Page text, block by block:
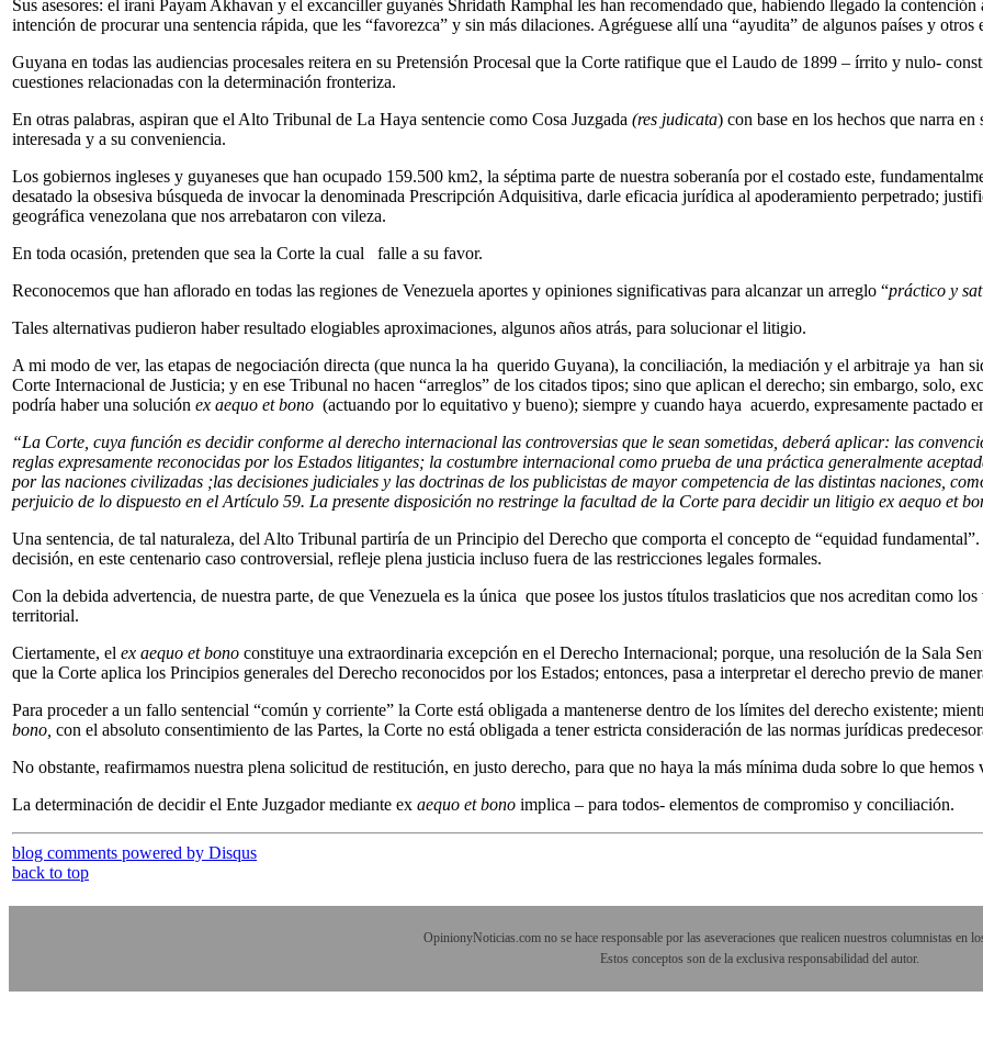
Sus asesores: el iraní Payam Akhavan y el excanciller guyanés Shridath Ramphal les han recomendado que, habiendo llegado la contención
intención de procurar una sentencia rápida, que les “favorezca” y sin más dilaciones. Agréguese allí una “ayudita” de algunos países y
Guyana en todas las audiencias procesales reitera en su Pretensión Procesal que la Corte ratifique que el Laudo de 1899 – írrito y nulo-
cuestiones relacionadas con la determinación fronteriza.
En otras palabras, aspiran que el Alto Tribunal de La Haya sentencie como Cosa Juzgada (res judicata) con base en los hechos que narra
interesada y a su conveniencia.
Los gobiernos ingleses y guyaneses que han ocupado 159.500 km2, la séptima parte de nuestra soberanía por el costado este,
desatado la obsesiva búsqueda de invocar la denominada Prescripción Adquisitiva, darle eficacia jurídica al apoderamiento perpetrado;
geográfica venezolana que nos arrebataron con vileza.
En toda ocasión, pretenden que sea la Corte la cual falle a su favor.
Reconocemos que han aflorado en todas las regiones de Venezuela aportes y opiniones significativas para alcanzar un arreglo “práctico y
Tales alternativas pudieron haber resultado elogiables aproximaciones, algunos años atrás, para solucionar el litigio.
A mi modo de ver, las etapas de negociación directa (que nunca la ha querido Guyana), la conciliación, la mediación y el arbitraje ya han
Corte Internacional de Justicia; y en ese Tribunal no hacen “arreglos” de los citados tipos; sino que aplican el derecho; sin embargo, solo,
podría haber una solución ex aequo et bono (actuando por lo equitativo y bueno); siempre y cuando haya acuerdo, expresamente pactado
“La Corte, cuya función es decidir conforme al derecho internacional las controversias que le sean sometidas, deberá aplicar: las
reglas expresamente reconocidas por los Estados litigantes; la costumbre internacional como prueba de una práctica generalmente
por las naciones civilizadas ;las decisiones judiciales y las doctrinas de los publicistas de mayor competencia de las distintas naciones,
perjuicio de lo dispuesto en el Artículo 59. La presente disposición no restringe la facultad de la Corte para decidir un litigio ex aequo et
Una sentencia, de tal naturaleza, del Alto Tribunal partiría de un Principio del Derecho que comporta el concepto de “equidad
decisión, en este centenario caso controversial, refleje plena justicia incluso fuera de las restricciones legales formales.
Con la debida advertencia, de nuestra parte, de que Venezuela es la única que posee los justos títulos traslaticios que nos acreditan como
territorial.
Ciertamente, el ex aequo et bono constituye una extraordinaria excepción en el Derecho Internacional; porque, una resolución de la Sala
que la Corte aplica los Principios generales del Derecho reconocidos por los Estados; entonces, pasa a interpretar el derecho previo de
Para proceder a un fallo sentencial “común y corriente” la Corte está obligada a mantenerse dentro de los límites del derecho existente;
bono, con el absoluto consentimiento de las Partes, la Corte no está obligada a tener estricta consideración de las normas jurídicas
No obstante, reafirmamos nuestra plena solicitud de restitución, en justo derecho, para que no haya la más mínima duda sobre lo que hemos
La determinación de decidir el Ente Juzgador mediante ex aequo et bono implica – para todos- elementos de compromiso y conciliación.
blog comments powered by Disqus
back to top
OpinionyNoticias.com no se hace responsable por las aseveraciones que realicen nuestros columnistas en
Estos conceptos son de la exclusiva responsabilidad del autor.